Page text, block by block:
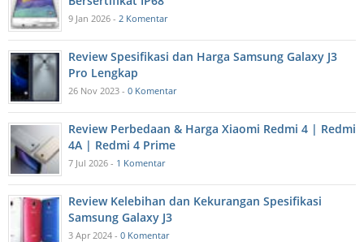
9 Jan 2026 - 2 Komentar
Review Spesifikasi dan Harga Samsung Galaxy J3
Pro Lengkap
26 Nov 2023 - 0 Komentar
Review Perbedaan & Harga Xiaomi Redmi 4 | Redmi
4A | Redmi 4 Prime
7 Jul 2026 - 1 Komentar
Review Kelebihan dan Kekurangan Spesifikasi
Samsung Galaxy J3
3 Apr 2024 - 0 Komentar